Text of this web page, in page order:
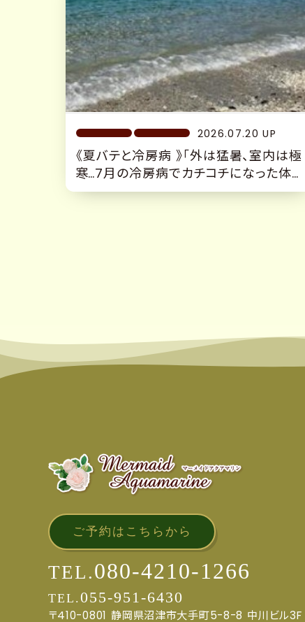
2026.07.20 UP
《夏バテと冷房病 》「外は猛暑、室内は極
寒…7月の冷房病でカチコチになった体を
デトックス『沼津市大手町 駅チカ4分
ご予約はこちらから
TEL.080-4210-1266
TEL.055-951-6430
〒410-0801 静岡県沼津市大手町5-8-8 中川ビル3F